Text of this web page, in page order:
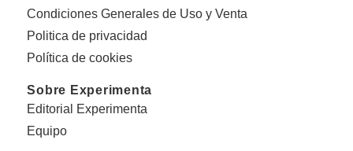
Condiciones Generales de Uso y Venta
Politica de privacidad
Política de cookies
Sobre Experimenta
Editorial Experimenta
Equipo